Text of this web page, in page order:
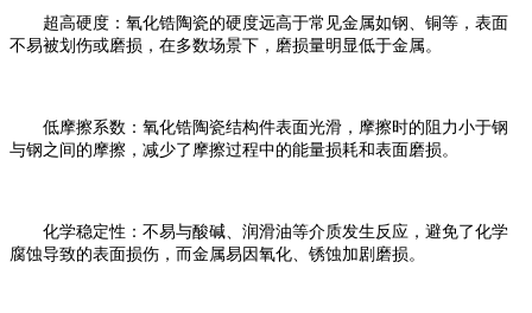
超高硬度：氧化锆陶瓷的硬度远高于常见金属如钢、铜等，表面
不易被划伤或磨损，在多数场景下，磨损量明显低于金属。
低摩擦系数：氧化锆陶瓷结构件表面光滑，摩擦时的阻力小于钢
与钢之间的摩擦，减少了摩擦过程中的能量损耗和表面磨损。
化学稳定性：不易与酸碱、润滑油等介质发生反应，避免了化学
腐蚀导致的表面损伤，而金属易因氧化、锈蚀加剧磨损。